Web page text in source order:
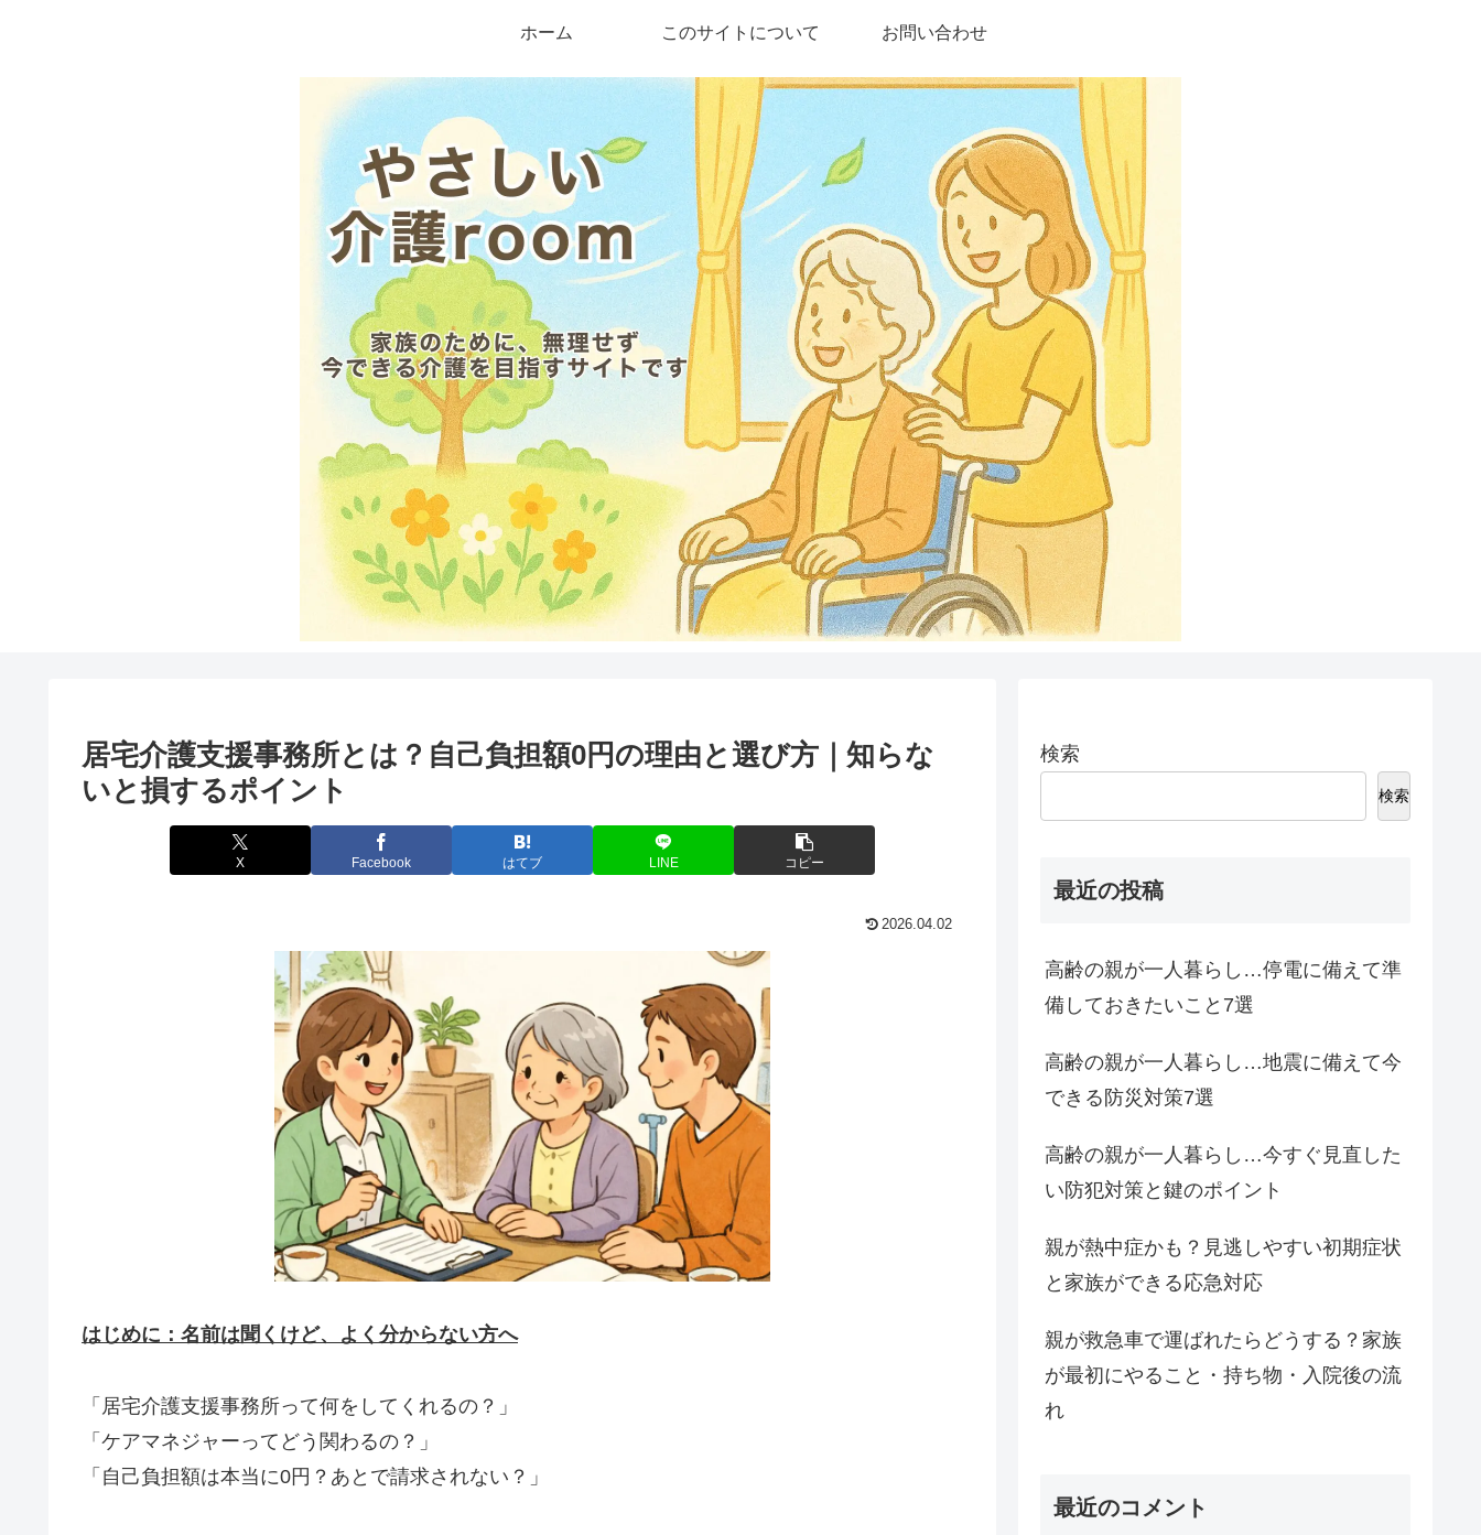
ホーム このサイトについて お問い合わせ
居宅介護支援事務所とは？自己負担額0円の理由と選び方｜知らな
いと損するポイント
X Facebook はてブ LINE コピー
2026.04.02
はじめに：名前は聞くけど、よく分からない方へ
「居宅介護支援事務所って何をしてくれるの？」
「ケアマネジャーってどう関わるの？」
「自己負担額は本当に0円？あとで請求されない？」
検索
検索
最近の投稿
高齢の親が一人暮らし…停電に備えて準
備しておきたいこと7選
高齢の親が一人暮らし…地震に備えて今
できる防災対策7選
高齢の親が一人暮らし…今すぐ見直した
い防犯対策と鍵のポイント
親が熱中症かも？見逃しやすい初期症状
と家族ができる応急対応
親が救急車で運ばれたらどうする？家族
が最初にやること・持ち物・入院後の流
れ
最近のコメント